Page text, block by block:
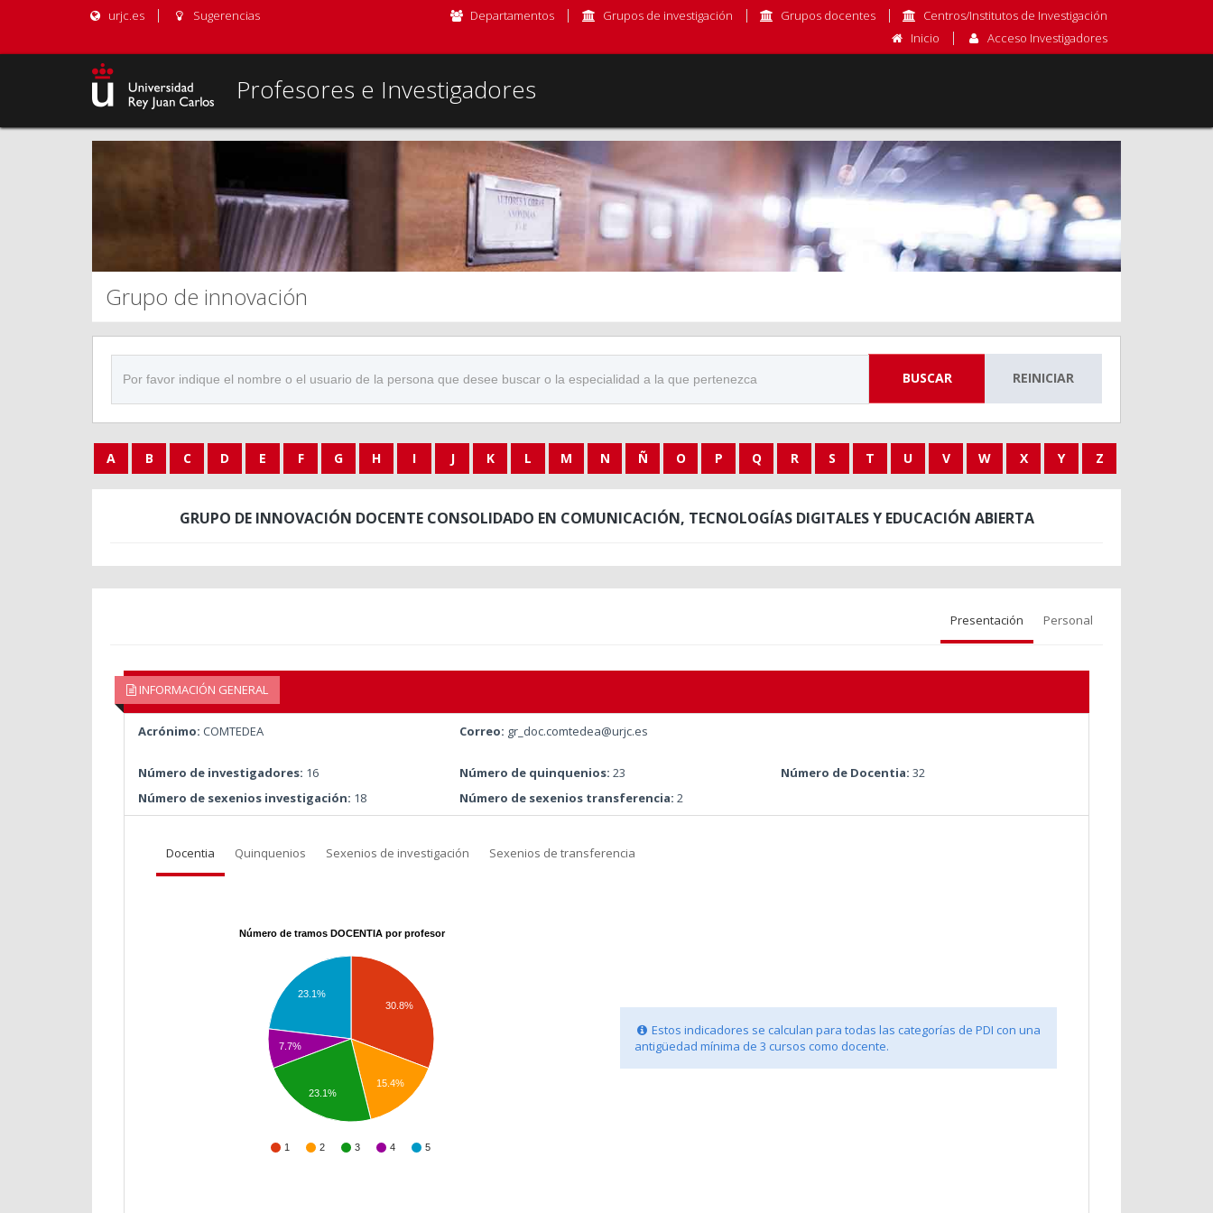
urjc.es Sugerencias Departamentos Grupos de investigación Grupos docentes
Centros/Institutos de Investigación
Inicio
Acceso Investigadores
Profesores e Investigadores
Grupo de innovación
BUSCAR REINICIAR
A B C D E F G H I J K L M N Ñ O P Q R S T U V W X Y Z
GRUPO DE INNOVACIÓN DOCENTE CONSOLIDADO EN COMUNICACIÓN, TECNOLOGÍAS DIGITALES Y EDUCACIÓN ABIERTA
Presentación Personal
INFORMACIÓN GENERAL
Acrónimo: COMTEDEA Correo: gr_doc.comtedea@urjc.es
Número de investigadores: 16 Número de quinquenios: 23 Número de Docentia: 32
Número de sexenios investigación: 18 Número de sexenios transferencia: 2
Docentia Quinquenios Sexenios de investigación Sexenios de transferencia
Número de tramos DOCENTIA por profesor
1 2 3 4 5
30.8%
15.4%
23.1%
7.7%
23.1%
Estos indicadores se calculan para todas las categorías de PDI con una
antigüedad mínima de 3 cursos como docente.